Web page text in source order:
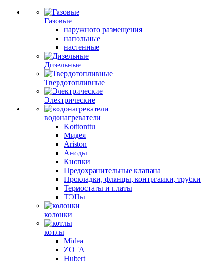
Газовые
наружного размещения
напольные
настенные
Дизельные
Твердотопливные
Электрические
водонагреватели
Kotitonttu
Мидея
Ariston
Аноды
Кнопки
Предохранительные клапана
Прокладки, фланцы, контргайки, трубки
Термостаты и платы
ТЭНы
колонки
котлы
Midea
ZOTA
Hubert